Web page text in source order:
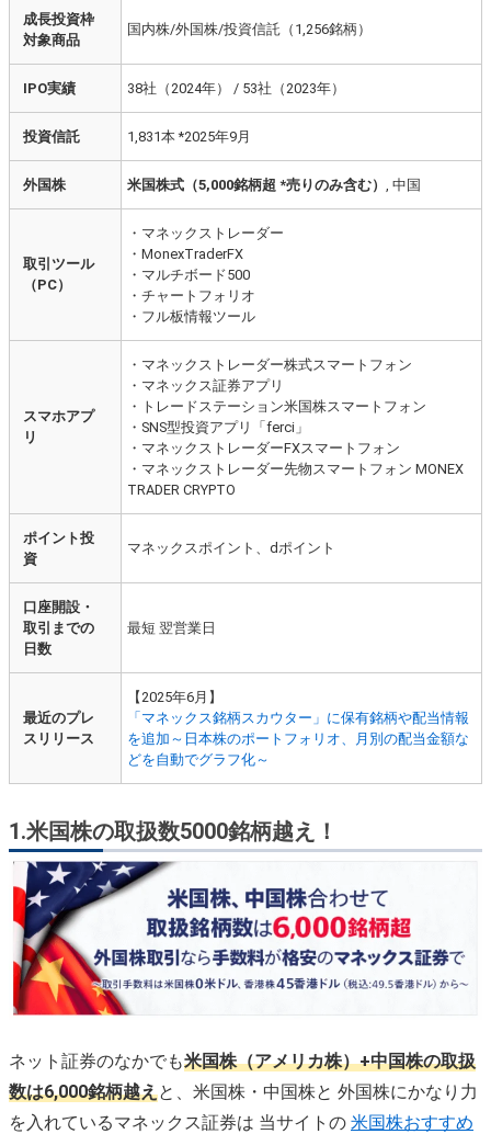
成長投資枠
対象商品
国内株/外国株/投資信託（1,256銘柄）
IPO実績 38社（2024年） / 53社（2023年）
投資信託 1,831本 *2025年9月
外国株 米国株式（5,000銘柄超 *売りのみ含む） , 中国
取引ツール
（PC）
・マネックストレーダー
・MonexTraderFX
・マルチボード500
・チャートフォリオ
・フル板情報ツール
スマホアプ
リ
・マネックストレーダー株式スマートフォン
・マネックス証券アプリ
・トレードステーション米国株スマートフォン
・SNS型投資アプリ「ferci」
・マネックストレーダーFXスマートフォン
・マネックストレーダー先物スマートフォン MONEX
TRADER CRYPTO
ポイント投
資
マネックスポイント、dポイント
口座開設・
取引までの
日数
最短 翌営業日
最近のプレ
スリリース
【2025年6月】
「マネックス銘柄スカウター」に保有銘柄や配当情報
を追加～日本株のポートフォリオ、月別の配当金額な
どを自動でグラフ化～
1.米国株の取扱数5000銘柄越え！
ネット証券のなかでも米国株（アメリカ株）+中国株の取扱
数は6,000銘柄越えと、米国株・中国株と 外国株にかなり力
を入れているマネックス証券は 当サイトの 米国株おすすめ